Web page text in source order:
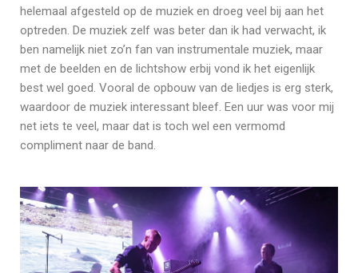
helemaal afgesteld op de muziek en droeg veel bij aan het
optreden. De muziek zelf was beter dan ik had verwacht, ik
ben namelijk niet zo’n fan van instrumentale muziek, maar
met de beelden en de lichtshow erbij vond ik het eigenlijk
best wel goed. Vooral de opbouw van de liedjes is erg sterk,
waardoor de muziek interessant bleef. Een uur was voor mij
net iets te veel, maar dat is toch wel een vermomd
compliment naar de band.